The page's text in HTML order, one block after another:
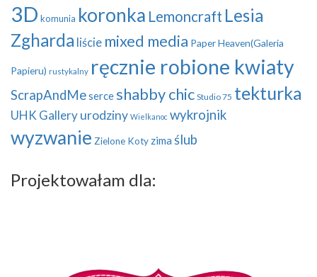
3D komunia koronka Lemoncraft Lesia
Zgharda liście mixed media Paper Heaven(Galeria
Papieru) rustykalny ręcznie robione kwiaty
ScrapAndMeserce shabby chic Studio 75 tekturka
UHK Galleryurodziny Wielkanoc wykrojnik
wyzwanie Zielone Koty zima ślub
Projektowałam dla: